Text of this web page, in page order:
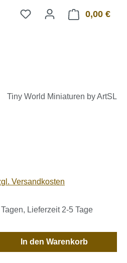
0,00 €
Tiny World Miniaturen by ArtSL
Versandkosten
Lieferzeit 2-5 Tage
Gib den
In den Warenkorb